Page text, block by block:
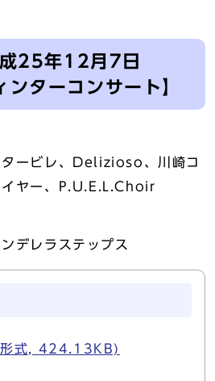
25年12月7日
ンターコンサート】
タービレ、Delizioso、川崎コ
イヤー、P.U.E.L.Choir
デレラステップス
形式, 424.13KB)